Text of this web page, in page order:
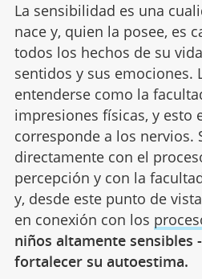
La sensibilidad es una
nace y, quien la posee, es
todos los hechos de su
sentidos y sus emociones.
entenderse como la
impresiones físicas, y esto
corresponde a los nervios.
directamente con el
percepción y con la
y, desde este punto de
en conexión con los
niños altamente sensibles
fortalecer su autoestima.